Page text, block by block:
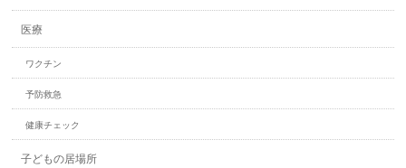
医療
ワクチン
予防救急
健康チェック
子どもの居場所